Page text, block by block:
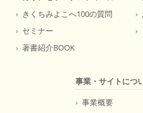
きくちみよこへ100の質問
セミナー
著書紹介BOOK
事業・サイトにつ
事業概要